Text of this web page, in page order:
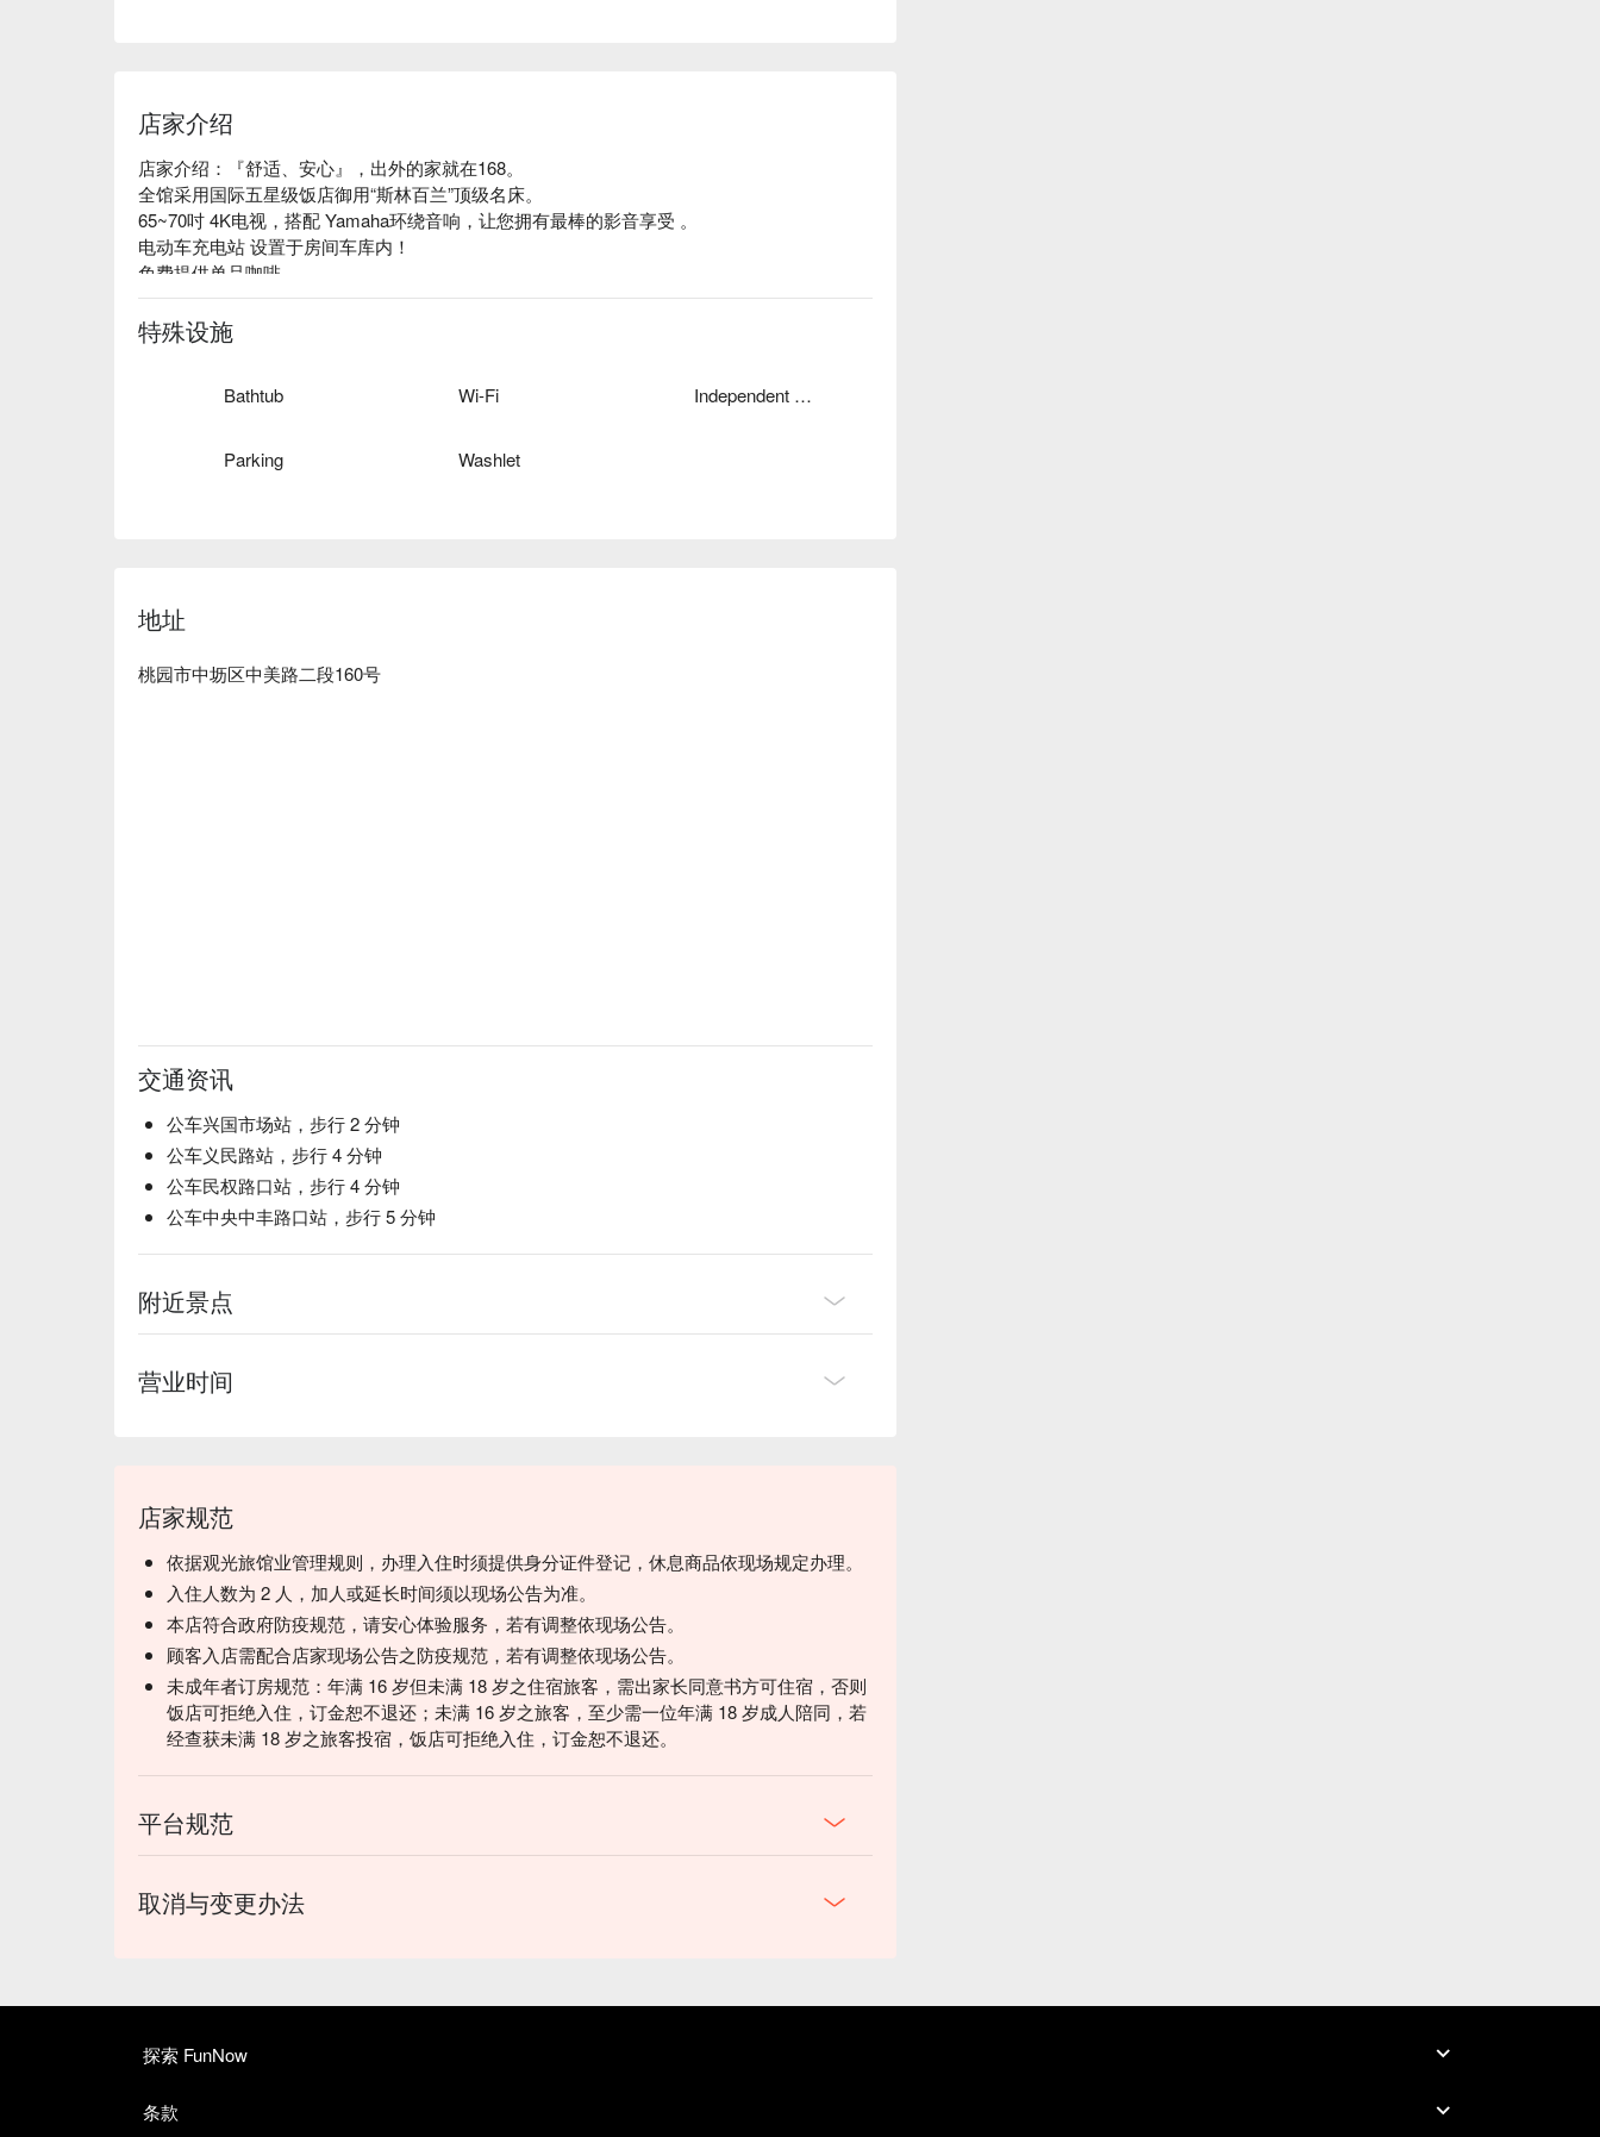
店家介绍
店家介绍：『舒适、安心』，出外的家就在168。
全馆采用国际五星级饭店御用“斯林百兰”顶级名床。
65~70吋 4K电视，搭配 Yamaha环绕音响，让您拥有最棒的影音享受 。
电动车充电站 设置于房间车库内！
免费提供单品咖啡。
特殊设施
Bathtub Wi-Fi Independent Garage
Parking Washlet
地址
桃园市中坜区中美路二段160号
交通资讯
公车兴国市场站，步行 2 分钟
公车义民路站，步行 4 分钟
公车民权路口站，步行 4 分钟
公车中央中丰路口站，步行 5 分钟
附近景点
营业时间
店家规范
依据观光旅馆业管理规则，办理入住时须提供身分证件登记，休息商品依现场规定办理。
入住人数为 2 人，加人或延长时间须以现场公告为准。
本店符合政府防疫规范，请安心体验服务，若有调整依现场公告。
顾客入店需配合店家现场公告之防疫规范，若有调整依现场公告。
未成年者订房规范：年满 16 岁但未满 18 岁之住宿旅客，需出家长同意书方可住宿，否则
饭店可拒绝入住，订金恕不退还；未满 16 岁之旅客，至少需一位年满 18 岁成人陪同，若
经查获未满 18 岁之旅客投宿，饭店可拒绝入住，订金恕不退还。
平台规范
取消与变更办法
探索 FunNow
条款